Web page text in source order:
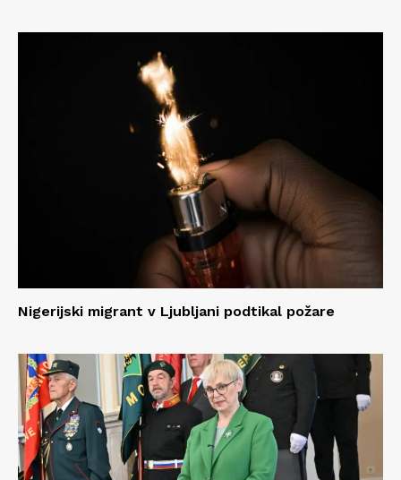
Nigerijski migrant v Ljubljani podtikal požare